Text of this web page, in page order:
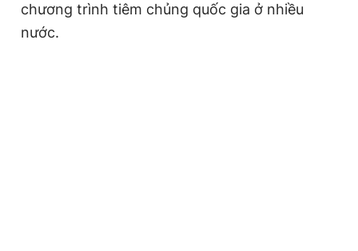
chương trình tiêm chủng quốc gia ở nhiều
nước.